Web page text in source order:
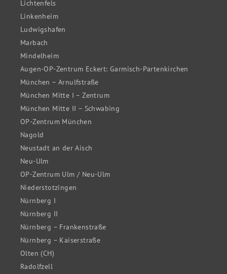
Lichtenfels
Linkenheim
Ludwigshafen
Marbach
Mindelheim
Augen-OP-Zentrum Eckert: Garmisch-Partenkirchen
München – Arnulfstraße
München Mitte I – Zentrum
München Mitte II – Schwabing
OP-Zentrum München
Nagold
Neustadt an der Aisch
Neu-Ulm
OP-Zentrum Ulm / Neu-Ulm
Niederstotzingen
Nürnberg I
Nürnberg II
Nürnberg – Frankenstraße
Nürnberg – Kaiserstraße
Olten (CH)
Radolfzell